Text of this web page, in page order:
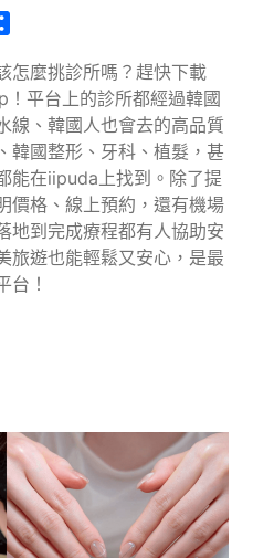
怎麼挑診所嗎？趕快下載
平台上的診所都經過韓國
線、韓國人也會去的高品質
韓國整形、牙科、植髮，甚
能在iipuda上找到。除了提
價格、線上預約，還有機場
地到完成療程都有人協助安
旅遊也能輕鬆又安心，是最
台！